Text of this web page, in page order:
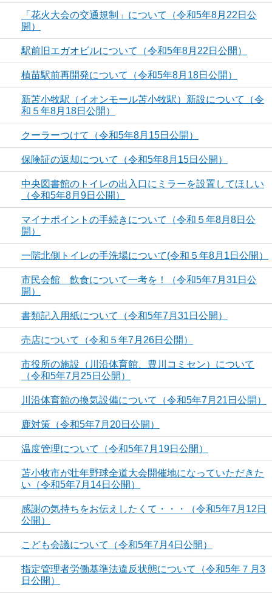
「花火大会の交通規制」について（令和5年8月22日公
開）
駅前旧エガオビルについて（令和5年8月22日公開）
植苗駅前再開発について（令和5年8月18日公開）
新苫小牧駅（イオンモール苫小牧駅）新設について（令
和５年8月18日公開）
クーラーつけて（令和5年8月15日公開）
保険証の返却について（令和5年8月15日公開）
中央図書館のトイレの出入口にミラーを設置してほしい
（令和5年8月9日公開）
マイナポイントの手続きについて（令和５年8月8日公
開）
一階北側トイレの手洗場について(令和５年8月1日公開）
市民会館 飲食について一考を！（令和5年7月31日公
開）
書類記入用紙について（令和5年7月31日公開）
売店について（令和５年7月26日公開）
市役所の施設（川沿体育館、豊川コミセン）について
（令和5年7月25日公開）
川沿体育館の換気設備について（令和5年7月21日公開）
鹿対策（令和5年7月20日公開）
温度管理について（令和5年7月19日公開）
苫小牧市が壮年野球全道大会開催地になっていただきた
い（令和5年7月14日公開）
感謝の気持ちをお伝えしたくて・・・（令和5年7月12日
公開）
こども会議について（令和5年7月4日公開）
指定管理者労働基準法違反状態について（令和5年７月3
日公開）